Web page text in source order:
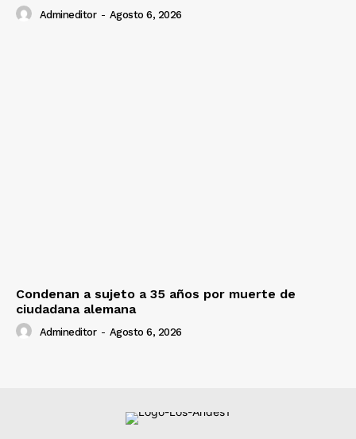
Admineditor - Agosto 6, 2026
Condenan a sujeto a 35 años por muerte de
ciudadana alemana
Admineditor - Agosto 6, 2026